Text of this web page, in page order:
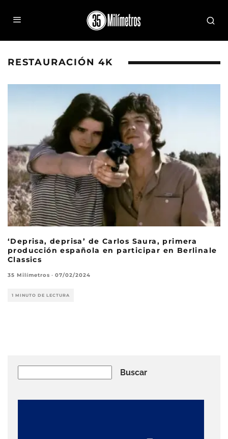
RESTAURACIÓN 4K
‘Deprisa, deprisa’ de Carlos Saura, primera
producción española en participar en Berlinale
Classics
35 Milímetros · 07/02/2024
1 MINUTO DE LECTURA
Buscar